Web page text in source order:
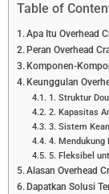
Table of
Apa Itu Overhead
Peran Overhead
Komponen-
Keunggulan
1. Struktur
2. Kapasitas
3. Sistem
4. Mendukung
5. Fleksibel
Alasan Overhead
Dapatkan Solusi